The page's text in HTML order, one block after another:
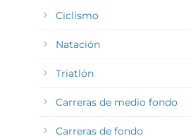
Ciclismo
Natación
Triatlón
Carreras de medio fondo
Carreras de fondo